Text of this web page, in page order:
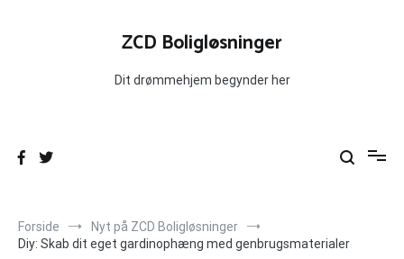
ZCD Boligløsninger
Dit drømmehjem begynder her
Forside
Nyt på ZCD Boligløsninger
Diy: Skab dit eget gardinophæng med genbrugsmaterialer